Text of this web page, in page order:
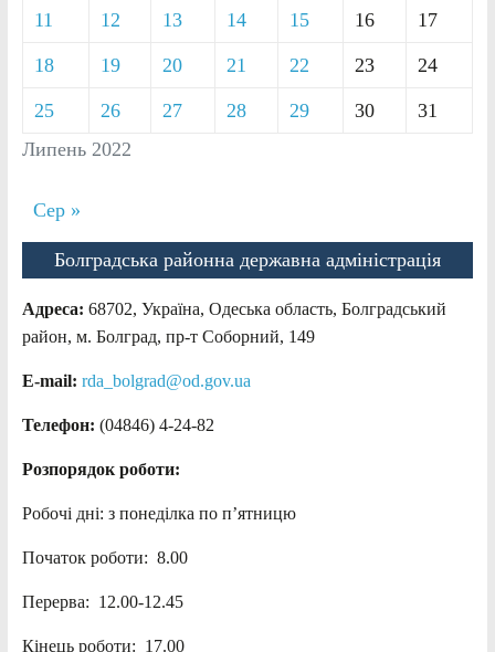
Липень 2022
11 12 13 14 15 16 17
18 19 20 21 22 23 24
25 26 27 28 29 30 31
Сер »
Болградська районна державна адміністрація
Адреса: 68702, Україна, Одеська область, Болградський
район, м. Болград, пр-т Соборний, 149
E-mail: rda_bolgrad@od.gov.ua
Телефон: (04846) 4-24-82
Розпорядок роботи:
Робочі дні: з понеділка по п’ятницю
Початок роботи: 8.00
Перерва: 12.00-12.45
Кінець роботи: 17.00